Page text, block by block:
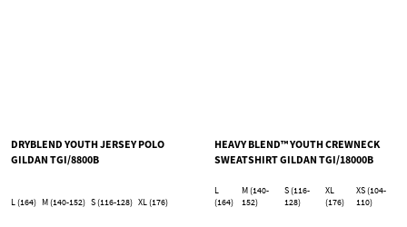
DRYBLEND YOUTH JERSEY POLO
GILDAN TGI/8800B
L (164) M (140-152) S (116-128) XL (176)
HEAVY BLEND™ YOUTH CREWNECK
SWEATSHIRT GILDAN TGI/18000B
L
(164)
M (140-
152)
S (116-
128)
XL
(176)
XS (104-
110)